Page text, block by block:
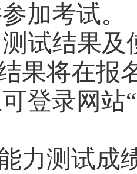
参加考试。
测试结果及
果将在报
登录网站
力测试成